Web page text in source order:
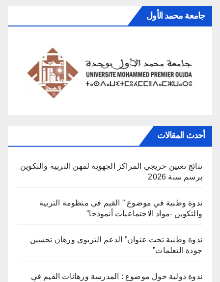
جامعة محمد الأول
أحدث المقالات
نتائج تعيين خريجي المراكز الجهوية لمهن التربية والتكوين
برسم سنة 2026
ندوة وطنية في موضوع ” القيم في منظومة التربية
والتكوين -مواد الاجتماعيات أنموذجا”
ندوة وطنية تحت عنوان” الدعم التربوي ورهان تحسين
جودة التعلمات”
ندوة دولية حول موضوع : المدرسة ورهانات القيم في